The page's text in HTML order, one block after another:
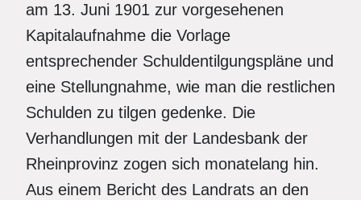
am 13. Juni 1901 zur vorgesehenen
Kapitalaufnahme die Vorlage
entsprechender Schuldentilgungspläne und
eine Stellungnahme, wie man die restlichen
Schulden zu tilgen gedenke. Die
Verhandlungen mit der Landesbank der
Rheinprovinz zogen sich monatelang hin.
Aus einem Bericht des Landrats an den